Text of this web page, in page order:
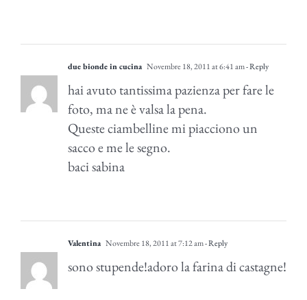
due bionde in cucina Novembre 18, 2011 at 6:41 am- Reply
hai avuto tantissima pazienza per fare le
foto, ma ne è valsa la pena.
Queste ciambelline mi piacciono un
sacco e me le segno.
baci sabina
Valentina Novembre 18, 2011 at 7:12 am- Reply
sono stupende!adoro la farina di castagne!